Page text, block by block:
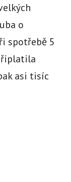
o
spotřebě 5
asi tisíc